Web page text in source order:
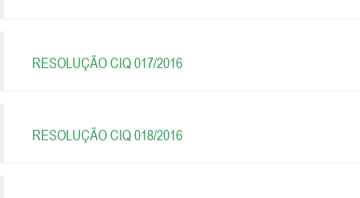
RESOLUÇÃO CIQ 017/2016
RESOLUÇÃO CIQ 018/2016